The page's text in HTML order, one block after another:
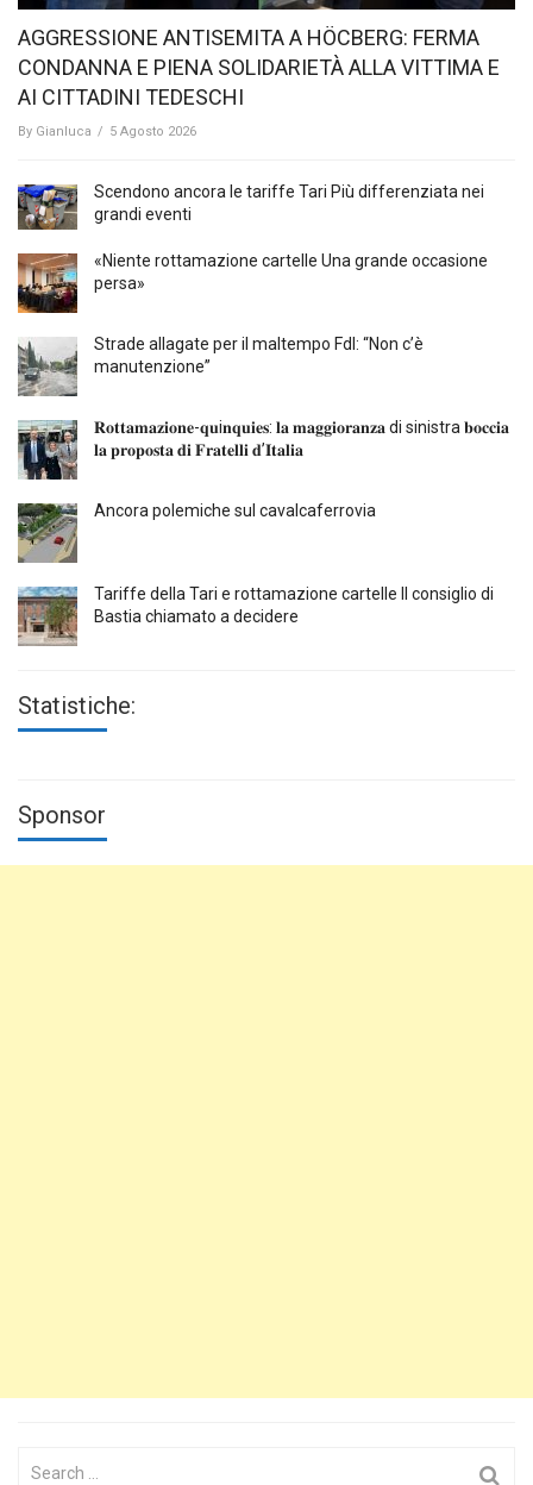
AGGRESSIONE ANTISEMITA A HÖCBERG: FERMA
CONDANNA E PIENA SOLIDARIETÀ ALLA VITTIMA E
AI CITTADINI TEDESCHI
By Gianluca / 5 Agosto 2026
Scendono ancora le tariffe Tari Più differenziata nei
grandi eventi
«Niente rottamazione cartelle Una grande occasione
persa»
Strade allagate per il maltempo FdI: “Non c’è
manutenzione”
𝐑𝐨𝐭𝐭𝐚𝐦𝐚𝐳𝐢𝐨𝐧𝐞-𝐪𝐮i𝐧𝐪𝐮𝐢𝐞𝐬: 𝐥𝐚 𝐦𝐚𝐠𝐠𝐢𝐨𝐫𝐚𝐧𝐳𝐚 di sinistra 𝐛𝐨𝐜𝐜𝐢𝐚
𝐥𝐚 𝐩𝐫𝐨𝐩𝐨𝐬𝐭𝐚 𝐝𝐢 𝐅𝐫𝐚𝐭𝐞𝐥𝐥𝐢 𝐝’𝐈𝐭𝐚𝐥𝐢𝐚
Ancora polemiche sul cavalcaferrovia
Tariffe della Tari e rottamazione cartelle Il consiglio di
Bastia chiamato a decidere
Statistiche:
Sponsor
Search